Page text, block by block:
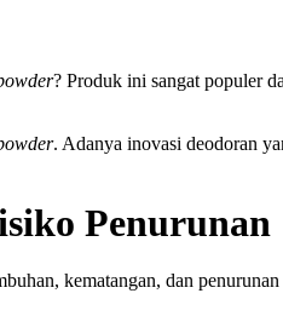
? Produk ini sangat populer
. Adanya inovasi deodoran
Penurunan
kematangan, dan